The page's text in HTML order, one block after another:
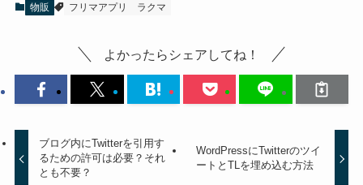
物販 フリマアプリ ラクマ
よかったらシェアしてね！
ブログ内にTwitterを引用す
るための許可は必要？それ
とも不要？
WordPressにTwitterのツイ
ートとTLを埋め込む方法